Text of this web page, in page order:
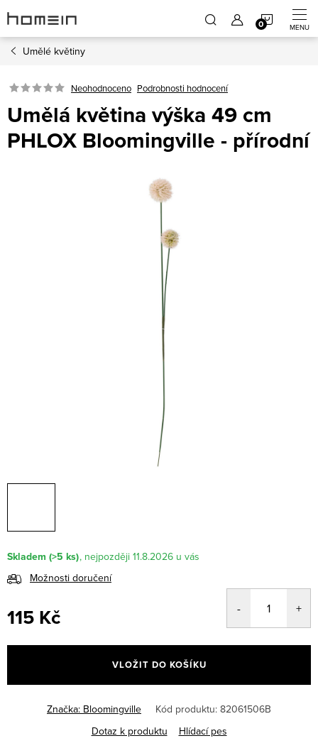
na
obsah
Umělé květiny
Neohodnoceno Podrobnosti hodnocení
Umělá květina výška 49 cm
PHLOX Bloomingville - přírodní
Skladem (>5 ks)
11.8.2026
Možnosti doručení
115 Kč
cena:
VLOŽIT DO KOŠÍKU
Značka: Bloomingville Kód produktu: 82061506B
Dotaz k produktu
Hlídací pes